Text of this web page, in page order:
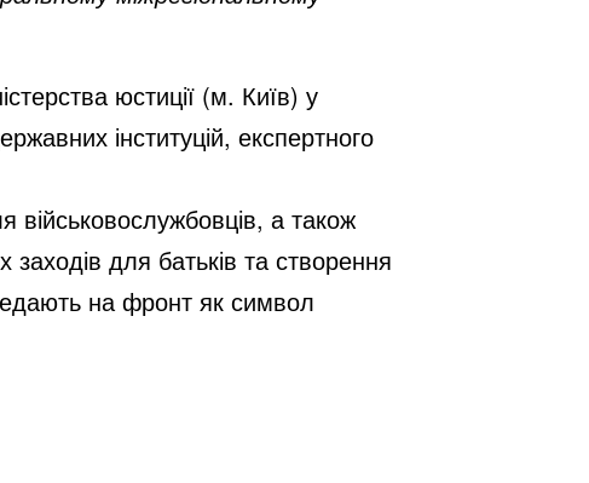
юстиції (м. Київ) у
інституцій, експертного
військовослужбовців, а також
заходів для батьків та створення
на фронт як символ